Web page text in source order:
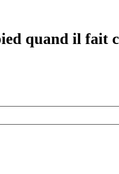
quand il fait